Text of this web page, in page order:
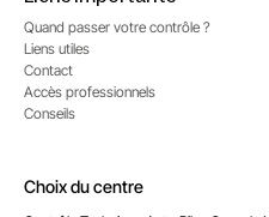
Quand passer votre contrôle ?
Liens utiles
Contact
Accès professionnels
Conseils
Choix du centre